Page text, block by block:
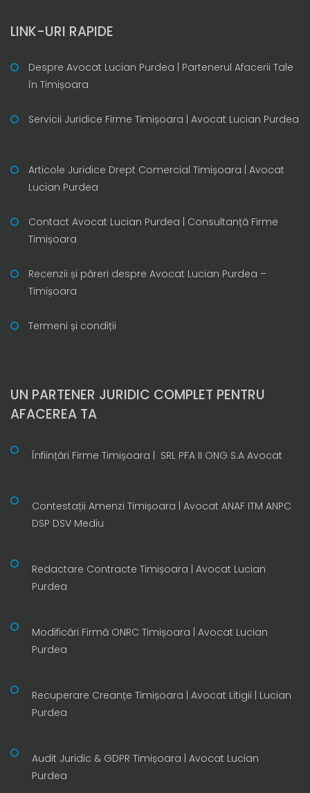
LINK-URI RAPIDE
Despre Avocat Lucian Purdea | Partenerul Afacerii Tale
în Timișoara
Servicii Juridice Firme Timișoara | Avocat Lucian Purdea
Articole Juridice Drept Comercial Timișoara | Avocat
Lucian Purdea
Contact Avocat Lucian Purdea | Consultanță Firme
Timișoara
Recenzii și păreri despre Avocat Lucian Purdea –
Timișoara
Termeni și condiții
UN PARTENER JURIDIC COMPLET PENTRU
AFACEREA TA
Înființări Firme Timișoara | SRL PFA II ONG S.A Avocat
Contestații Amenzi Timișoara | Avocat ANAF ITM ANPC
DSP DSV Mediu
Redactare Contracte Timișoara | Avocat Lucian
Purdea
Modificări Firmă ONRC Timișoara | Avocat Lucian
Purdea
Recuperare Creanțe Timișoara | Avocat Litigii | Lucian
Purdea
Audit Juridic & GDPR Timișoara | Avocat Lucian
Purdea